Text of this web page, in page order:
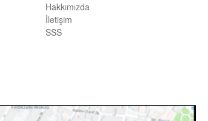
Hakkımızda
İletişim
SSS